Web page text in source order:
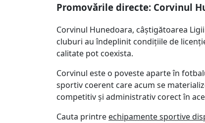
Promovările directe: Corvinul
Corvinul Hunedoara, câștigătoarea
cluburi au îndeplinit condițiile de
calitate pot coexista.
Corvinul este o poveste aparte în
sportiv coerent care acum se
competitiv și administrativ corect în
Cauta printre echipamente sportive